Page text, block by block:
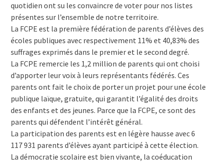
quotidien ont su les convaincre de voter pour nos listes
présentes sur l’ensemble de notre territoire.
La FCPE est la première fédération de parents d’élèves des
écoles publiques avec respectivement 11% et 40,83% des
suffrages exprimés dans le premier et le second degré.
La FCPE remercie les 1,2 million de parents qui ont choisi
d’apporter leur voix à leurs représentants fédérés. Ces
parents ont fait le choix de porter un projet pour une école
publique laïque, gratuite, qui garantit l’égalité des droits
des enfants et des jeunes. Parce que la FCPE, ce sont des
parents qui défendent l’intérêt général.
La participation des parents est en légère hausse avec 6
117 931 parents d’élèves ayant participé à cette élection.
La démocratie scolaire est bien vivante, la coéducation